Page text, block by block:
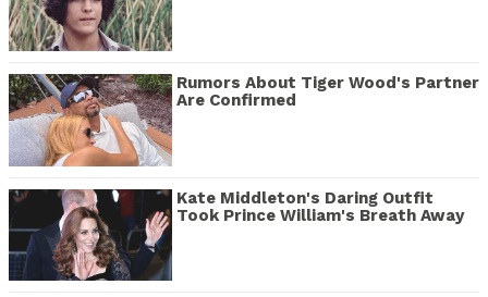
Rumors About Tiger Wood's Partner
Are Confirmed
Kate Middleton's Daring Outfit
Took Prince William's Breath Away